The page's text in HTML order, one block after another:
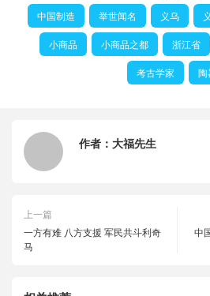
中国制造 举世闻名 义乌
小商品 小商品之都 浙江省
考古学家 陶
作者： 大福先生
上一篇
一方有难 八方支援 军民共斗利奇
马
中